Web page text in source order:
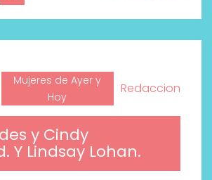
Mujeres de Ayer y
Hoy
Redaccion
y Cindy
Y Lindsay Lohan.